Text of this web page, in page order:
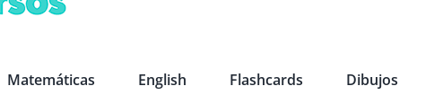
Matemáticas English Flashcards Dibujos